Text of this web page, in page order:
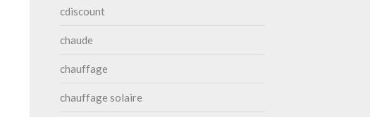
cdiscount
chaude
chauffage
chauffage solaire